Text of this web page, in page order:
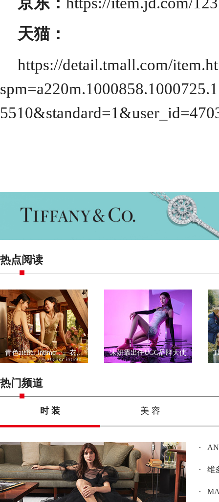
天猫：
https://detail.tmall.com/
热点阅读
青色atelier intimo，一衣一带尽显优雅 宋妍霏出任UGG品牌大使
热门频道
时 装 美 容
维